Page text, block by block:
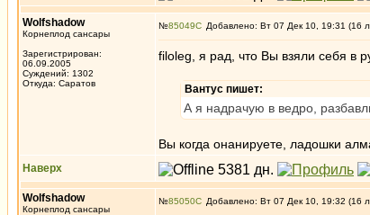
Wolfshadow
Корнеплод сансары
Зарегистрирован:
06.09.2005
Суждений: 1302
Откуда: Саратов
№85049 Добавлено: Вт 07 Дек 10, 19:31 (16
filoleg, я рад, что Вы взяли себя в
Вантус пишет:
А я надрачую в ведро,
Вы когда онанируете, ладошки
Наверх
Wolfshadow
Корнеплод сансары
№85050 Добавлено: Вт 07 Дек 10, 19:32 (16